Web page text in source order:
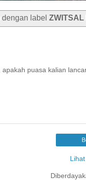
dengan label
puasa kalian